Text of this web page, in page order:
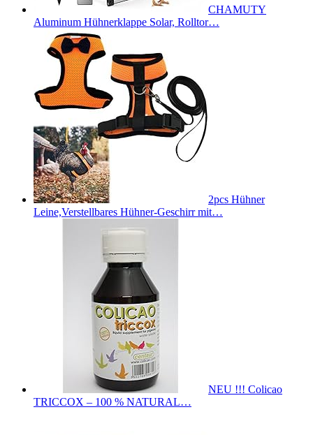
CHAMUTY
Aluminum Hühnerklappe Solar, Rolltor…
2pcs Hühner
Leine,Verstellbares Hühner-Geschirr mit…
NEU !!! Colicao
TRICCOX – 100 % NATURAL…